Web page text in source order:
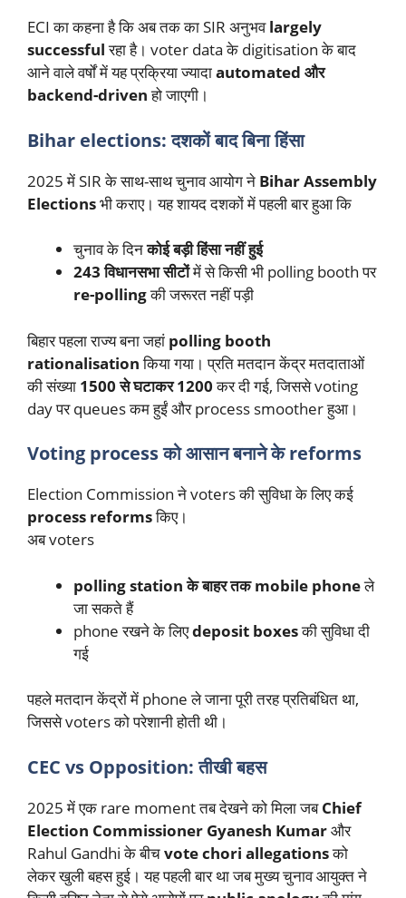
ECI का कहना है कि अब तक का SIR अनुभवlargely
successfulरहा है। voter data के digitisation के बाद
आने वाले वर्षों में यह प्रक्रिया ज्यादाautomated और
backend-drivenहो जाएगी।
Bihar elections: दशकों बाद बिना हिंसा
2025 में SIR के साथ-साथ चुनाव आयोग ने Bihar Assembly
Electionsभी कराए। यह शायद दशकों में पहली बार हुआ कि
चुनाव के दिनकोई बड़ी हिंसा नहीं हुई
243 विधानसभा सीटोंमें से किसी भी polling booth पर
re-pollingकी जरूरत नहीं पड़ी
बिहार पहला राज्य बना जहां polling booth
rationalisationकिया गया। प्रति मतदान केंद्र मतदाताओं
की संख्या 1500 से घटाकर 1200कर दी गई, जिससे voting
day पर queues कम हुईं और process smoother हुआ।
Voting process को आसान बनाने के reforms
Election Commission ने voters की सुविधा के लिए कई
process reformsकिए।
अब voters
polling station के बाहर तक mobile phoneले
जा सकते हैं
phone रखने के लिएdeposit boxesकी सुविधा दी
गई
पहले मतदान केंद्रों में phone ले जाना पूरी तरह प्रतिबंधित था,
जिससे voters को परेशानी होती थी।
CEC vs Opposition: तीखी बहस
2025 में एक rare moment तब देखने को मिला जबChief
Election Commissioner Gyanesh Kumarऔर
Rahul Gandhi के बीचvote chori allegationsको
लेकर खुली बहस हुई। यह पहली बार था जब मुख्य चुनाव आयुक्त ने